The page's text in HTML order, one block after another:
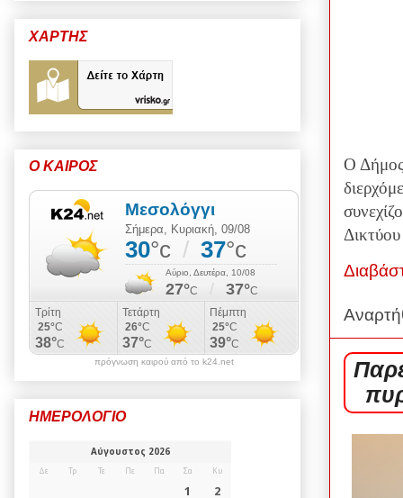
Ο Δήμος
ΧΑΡΤΗΣ
Ο ΚΑΙΡΟΣ
πρόγνωση καιρού από το k24.net
ΗΜΕΡΟΛΟΓΙΟ